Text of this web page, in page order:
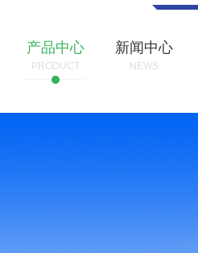
产品中心
PRODUCT
新闻中心
NEWS